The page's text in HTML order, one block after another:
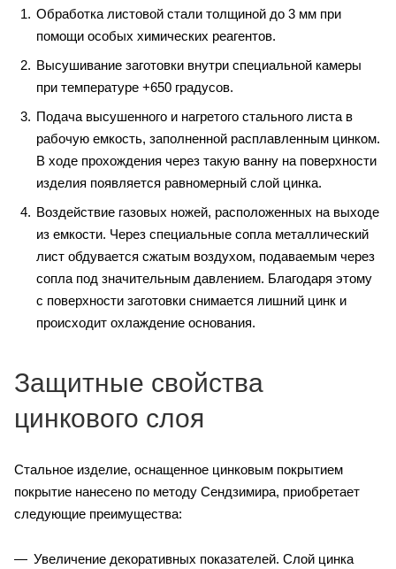
Обработка листовой стали толщиной до 3 мм при
помощи особых химических реагентов.
Высушивание заготовки внутри специальной камеры
при температуре +650 градусов.
Подача высушенного и нагретого стального листа в
рабочую емкость, заполненной расплавленным цинком.
В ходе прохождения через такую ванну на поверхности
изделия появляется равномерный слой цинка.
Воздействие газовых ножей, расположенных на выходе
из емкости. Через специальные сопла металлический
лист обдувается сжатым воздухом, подаваемым через
сопла под значительным давлением. Благодаря этому
с поверхности заготовки снимается лишний цинк и
происходит охлаждение основания.
Защитные свойства
цинкового слоя
Стальное изделие, оснащенное цинковым покрытием
покрытие нанесено по методу Сендзимира, приобретает
следующие преимущества:
Увеличение декоративных показателей. Слой цинка